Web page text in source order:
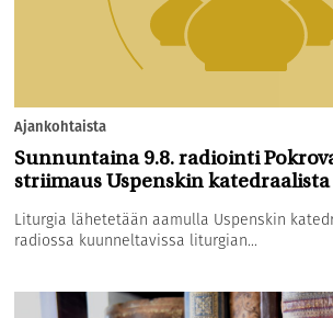
Ajankohtaista
Sunnuntaina 9.8. radiointi
striimaus Uspenskin katedraalista
Liturgia lähetetään aamulla Uspenskin
radiossa kuunneltavissa liturgian...